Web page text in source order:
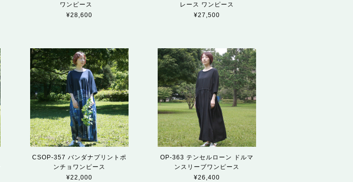
ワンピース
¥28,600
レース ワンピース
¥27,500
CSOP-357 バンダナプリントポ
ンチョワンピース
¥22,000
OP-363 テンセルローン ドルマ
ンスリーブワンピース
¥26,400